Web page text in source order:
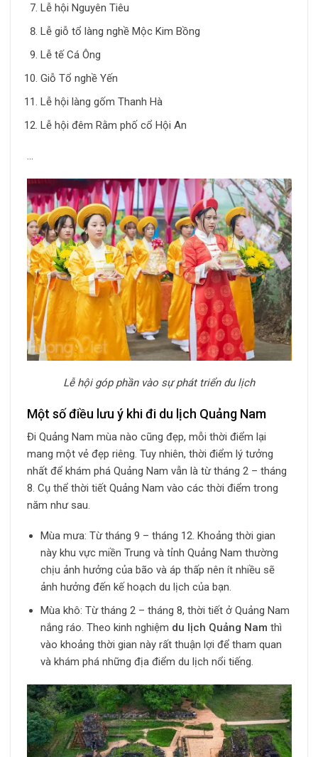
Lễ hội Nguyên Tiêu
Lễ giỗ tổ làng nghề Mộc Kim Bồng
Lễ tế Cá Ông
Giỗ Tổ nghề Yến
Lễ hội làng gốm Thanh Hà
Lễ hội đêm Rằm phố cổ Hội An
…
Lễ hội góp phần vào sự phát triển du lịch
Một số điều lưu ý khi đi du lịch Quảng Nam
Đi Quảng Nam mùa nào cũng đẹp, mỗi thời điểm lại
mang một vẻ đẹp riêng. Tuy nhiên, thời điểm lý tưởng
nhất để khám phá Quảng Nam vẫn là từ tháng 2 – tháng
8. Cụ thể thời tiết Quảng Nam vào các thời điểm trong
năm như sau.
Mùa mưa: Từ tháng 9 – tháng 12. Khoảng thời gian
này khu vực miền Trung và tỉnh Quảng Nam thường
chịu ảnh hưởng của bão và áp thấp nên ít nhiều sẽ
ảnh hưởng đến kế hoạch du lịch của bạn.
Mùa khô: Từ tháng 2 – tháng 8, thời tiết ở Quảng Nam
nắng ráo. Theo kinh nghiệm du lịch Quảng Nam thì
vào khoảng thời gian này rất thuận lợi để tham quan
và khám phá những địa điểm du lịch nổi tiếng.